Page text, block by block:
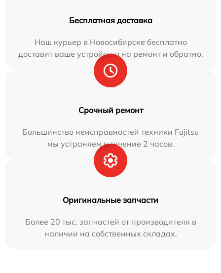
Бесплатная доставка
Наш курьер в Новосибирске бесплатно
доставит ваше устройство на ремонт и обратно.
Срочный ремонт
Большинство неисправностей техники Fujitsu
мы устраняем в течение 2 часов.
Оригинальные запчасти
Более 20 тыс. запчастей от производителя в
наличии на собственных складах.